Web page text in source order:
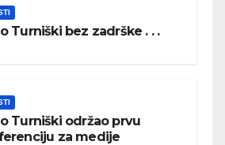
Turniški bez zadrške . . .
Turniški održao prvu
za medije